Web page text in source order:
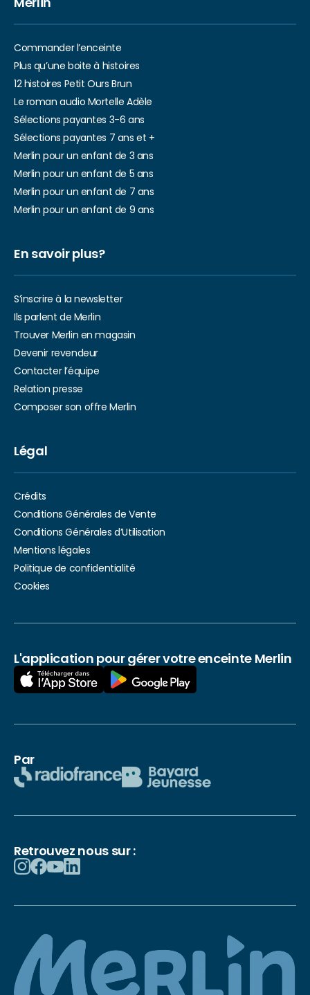
Commander l’enceinte
Plus qu’une boite à histoires
12 histoires Petit Ours Brun
Le roman audio Mortelle Adèle
Sélections payantes 3-6 ans
Sélections payantes 7 ans et +
Merlin pour un enfant de 3 ans
Merlin pour un enfant de 5 ans
Merlin pour un enfant de 7 ans
Merlin pour un enfant de 9 ans
En savoir plus?
S’inscrire à la newsletter
Ils parlent de Merlin
Trouver Merlin en magasin
Devenir revendeur
Contacter l’équipe
Relation presse
Composer son offre Merlin
Légal
Crédits
Conditions Générales de Vente
Conditions Générales d’Utilisation
Mentions légales
Politique de confidentialité
Cookies
L'application pour gérer votre enceinte Merlin
Par
Retrouvez nous sur :